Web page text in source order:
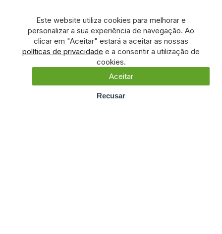
Este website utiliza cookies para melhorar e
personalizar a sua experiência de navegação. Ao
clicar em "Aceitar" estará a aceitar as nossas
políticas de privacidade e a consentir a utilização de
cookies.
Aceitar
Recusar